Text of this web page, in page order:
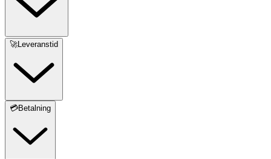
🚀Leveranstid
💳Betalning